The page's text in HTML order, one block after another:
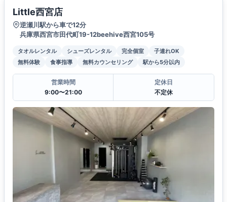
Little西宮店
逆瀬川駅から車で12分
兵庫県西宮市田代町19-12beehive西宮105号
タオルレンタル シューズレンタル 完全個室
子連れOK
無料体験
食事指導 無料カウンセリング 駅から5分以内
営業時間
9:00〜21:00
定休日
不定休